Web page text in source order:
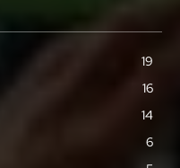
19
16
14
6